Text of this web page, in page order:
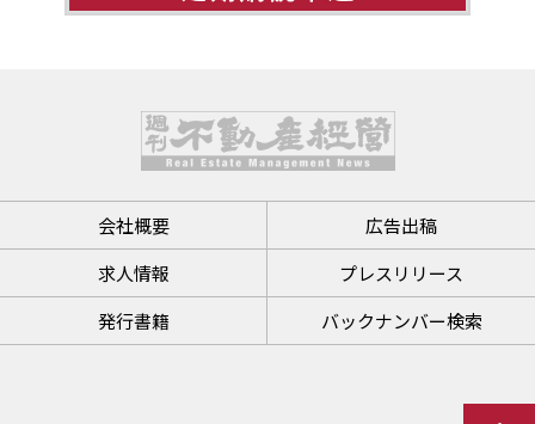
会社概要
広告出稿
求人情報
プレスリリース
発行書籍
バックナンバー検索